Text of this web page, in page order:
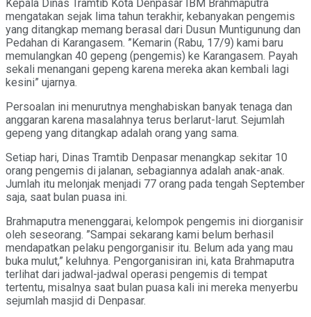
Kepala Dinas Tramtib Kota Denpasar IBM Brahmaputra
mengatakan sejak lima tahun terakhir, kebanyakan pengemis
yang ditangkap memang berasal dari Dusun Muntigunung dan
Pedahan di Karangasem. ”Kemarin (Rabu, 17/9) kami baru
memulangkan 40 gepeng (pengemis) ke Karangasem. Payah
sekali menangani gepeng karena mereka akan kembali lagi
kesini” ujarnya.
Persoalan ini menurutnya menghabiskan banyak tenaga dan
anggaran karena masalahnya terus berlarut-larut. Sejumlah
gepeng yang ditangkap adalah orang yang sama.
Setiap hari, Dinas Tramtib Denpasar menangkap sekitar 10
orang pengemis di jalanan, sebagiannya adalah anak-anak.
Jumlah itu melonjak menjadi 77 orang pada tengah September
saja, saat bulan puasa ini.
Brahmaputra menenggarai, kelompok pengemis ini diorganisir
oleh seseorang. ”Sampai sekarang kami belum berhasil
mendapatkan pelaku pengorganisir itu. Belum ada yang mau
buka mulut,” keluhnya. Pengorganisiran ini, kata Brahmaputra
terlihat dari jadwal-jadwal operasi pengemis di tempat
tertentu, misalnya saat bulan puasa kali ini mereka menyerbu
sejumlah masjid di Denpasar.